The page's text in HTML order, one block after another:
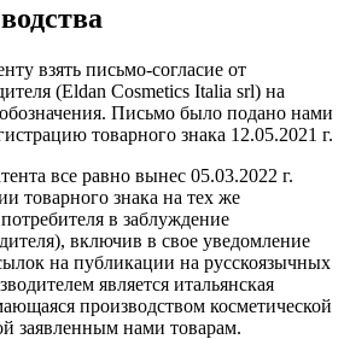
взять письмо-согласие от
(Eldan Cosmetics Italia srl) на
Письмо было подано нами
товарного знака 12.05.2021 г.
все равно вынес 05.03.2022 г.
товарного знака на тех же
в заблуждение
включив в свое уведомление
на публикации на русскоязычных
является итальянская
производством косметической
заявленным нами товарам.